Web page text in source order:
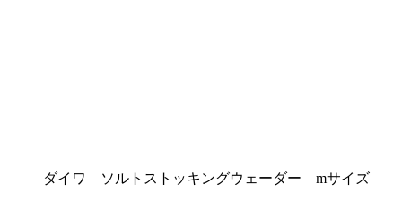
ダイワ ソルトストッキングウェーダー mサイズ